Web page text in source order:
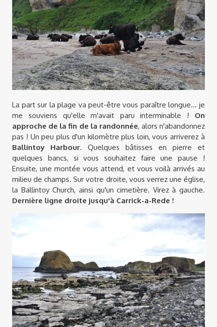
La part sur la plage va peut-être vous paraître longue... je
me souviens qu'elle m'avait paru interminable ! On
approche de la fin de la randonnée, alors n'abandonnez
pas ! Un peu plus d'un kilomètre plus loin, vous arriverez à
Ballintoy Harbour. Quelques bâtisses en pierre et
quelques bancs, si vous souhaitez faire une pause !
Ensuite, une montée vous attend, et vous voilà arrivés au
milieu de champs. Sur votre droite, vous verrez une église,
la Ballintoy Church, ainsi qu'un cimetière. Virez à gauche.
Dernière ligne droite jusqu'à Carrick-a-Rede !